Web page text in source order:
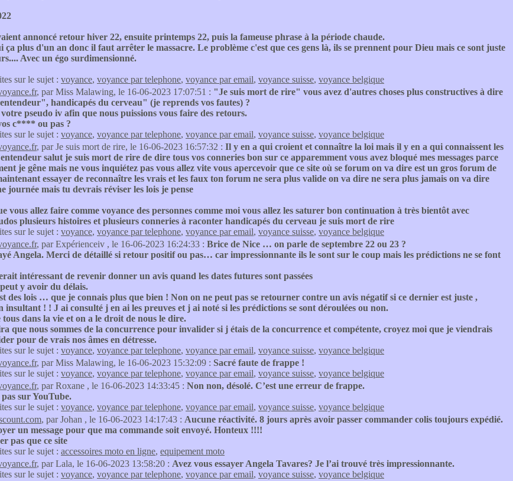
annoncé retour hiver 22, ensuite printemps 22, puis la fameuse phrase à la période chaude.
plus d'un an donc il faut arrêter le massacre. Le problème c'est que ces gens là, ils se prennent pour Dieu mais ce sont juste
Avec un égo surdimensionné.
sur le sujet : voyance, voyance par telephone, voyance par email, voyance suisse, voyance belgique
, par Miss Malawing, le 16-06-2023 17:07:51 : "Je suis mort de rire" vous avez d'autres choses plus constructives à dire
handicapés du cerveau" (je reprends vos fautes) ?
pseudo iv afin que nous puissions vous faire des retours.
c**** ou pas ?
sur le sujet : voyance, voyance par telephone, voyance par email, voyance suisse, voyance belgique
, par Je suis mort de rire, le 16-06-2023 16:57:32 : Il y en a qui croient et connaître la loi mais il y en a qui connaissent les
salut je suis mort de rire de dire tous vos conneries bon sur ce apparemment vous avez bloqué mes messages parce
je gêne mais ne vous inquiétez pas vous allez vite vous apercevoir que ce site où se forum on va dire est un gros forum de
essayer de reconnaître les vrais et les faux ton forum ne sera plus valide on va dire ne sera plus jamais on va dire
journée mais tu devrais réviser les lois je pense
vous allez faire comme voyance des personnes comme moi vous allez les saturer bon continuation à très bientôt avec
plusieurs histoires et plusieurs conneries à raconter handicapés du cerveau je suis mort de rire
sur le sujet : voyance, voyance par telephone, voyance par email, voyance suisse, voyance belgique
, par Expérienceiv , le 16-06-2023 16:24:33 : Brice de Nice … on parle de septembre 22 ou 23 ?
Angela. Merci de détaillé si retour positif ou pas… car impressionnante ils le sont sur le coup mais les prédictions ne se font
intéressant de revenir donner un avis quand les dates futures sont passées
y avoir du délais.
des lois … que je connais plus que bien ! Non on ne peut pas se retourner contre un avis négatif si ce dernier est juste ,
insultant ! ! J ai consulté j en ai les preuves et j ai noté si les prédictions se sont déroulées ou non.
tous dans la vie et on a le droit de nous le dire.
que nous sommes de la concurrence pour invalider si j étais de la concurrence et compétente, croyez moi que je viendrais
pour de vrais nos âmes en détresse.
sur le sujet : voyance, voyance par telephone, voyance par email, voyance suisse, voyance belgique
, par Miss Malawing, le 16-06-2023 15:32:09 : Sacré faute de frappe !
sur le sujet : voyance, voyance par telephone, voyance par email, voyance suisse, voyance belgique
, par Roxane , le 16-06-2023 14:33:45 : Non non, désolé. C’est une erreur de frappe.
sur YouTube.
sur le sujet : voyance, voyance par telephone, voyance par email, voyance suisse, voyance belgique
, par Johan , le 16-06-2023 14:17:43 : Aucune réactivité. 8 jours après avoir passer commander colis toujours expédié.
un message pour que ma commande soit envoyé. Honteux !!!!
pas que ce site
sur le sujet : accessoires moto en ligne, equipement moto
, par Lala, le 16-06-2023 13:58:20 : Avez vous essayer Angela Tavares? Je l’ai trouvé très impressionnante.
sur le sujet : voyance, voyance par telephone, voyance par email, voyance suisse, voyance belgique